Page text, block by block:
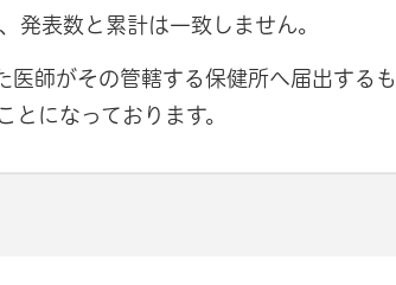
表数と累計は一致しません。
師がその管轄する保健所へ届出する
になっております。